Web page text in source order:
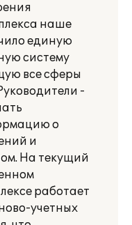
наше
единую
систему
все сферы
-
о
и
На текущий
работает
учетных